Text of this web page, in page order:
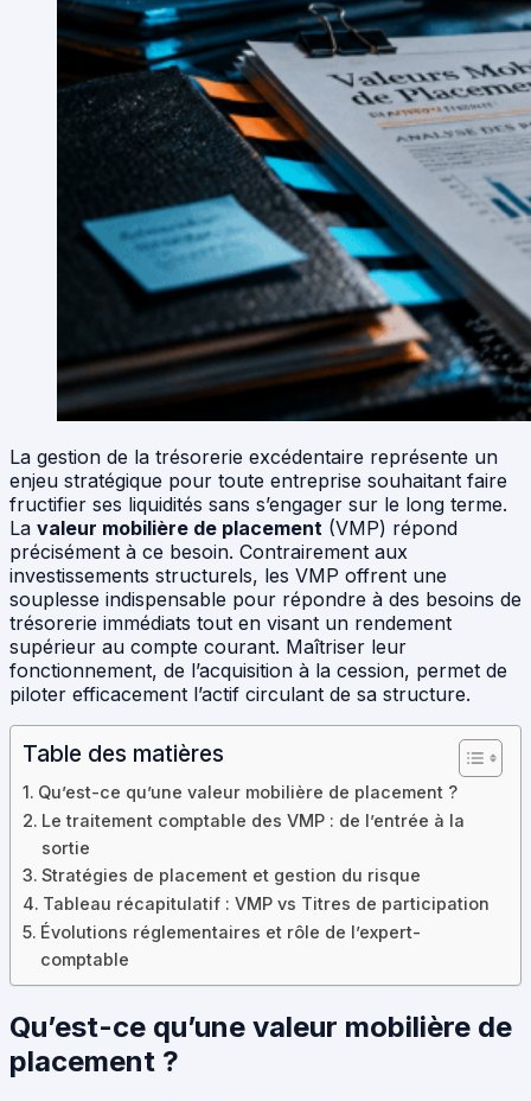
La gestion de la trésorerie excédentaire représente un
enjeu stratégique pour toute entreprise souhaitant faire
fructifier ses liquidités sans s’engager sur le long terme.
La valeur mobilière de placement (VMP) répond
précisément à ce besoin. Contrairement aux
investissements structurels, les VMP offrent une
souplesse indispensable pour répondre à des besoins de
trésorerie immédiats tout en visant un rendement
supérieur au compte courant. Maîtriser leur
fonctionnement, de l’acquisition à la cession, permet de
piloter efficacement l’actif circulant de sa structure.
Table des matières
Qu’est-ce qu’une valeur mobilière de placement ?
Le traitement comptable des VMP : de l’entrée à la
sortie
Stratégies de placement et gestion du risque
Tableau récapitulatif : VMP vs Titres de participation
Évolutions réglementaires et rôle de l’expert-
comptable
Qu’est-ce qu’une valeur mobilière de
placement ?